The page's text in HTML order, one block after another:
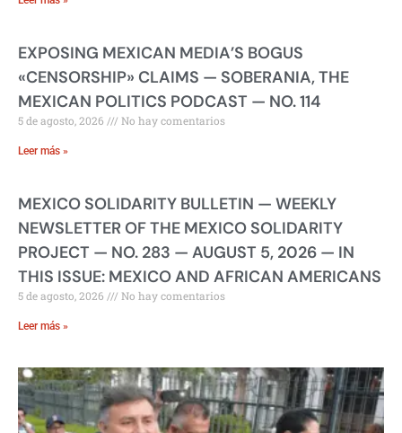
EXPOSING MEXICAN MEDIA’S BOGUS
«CENSORSHIP» CLAIMS — SOBERANIA, THE
MEXICAN POLITICS PODCAST — NO. 114
5 de agosto, 2026 No hay comentarios
Leer más »
MEXICO SOLIDARITY BULLETIN — WEEKLY
NEWSLETTER OF THE MEXICO SOLIDARITY
PROJECT — NO. 283 — AUGUST 5, 2026 — IN
THIS ISSUE: MEXICO AND AFRICAN AMERICANS
5 de agosto, 2026 No hay comentarios
Leer más »